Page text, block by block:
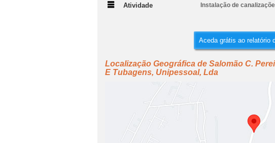
Atividade Instalação de
Aceda grátis ao relatório
Localização Geográfica de Salomão C.
E Tubagens, Unipessoal, Lda